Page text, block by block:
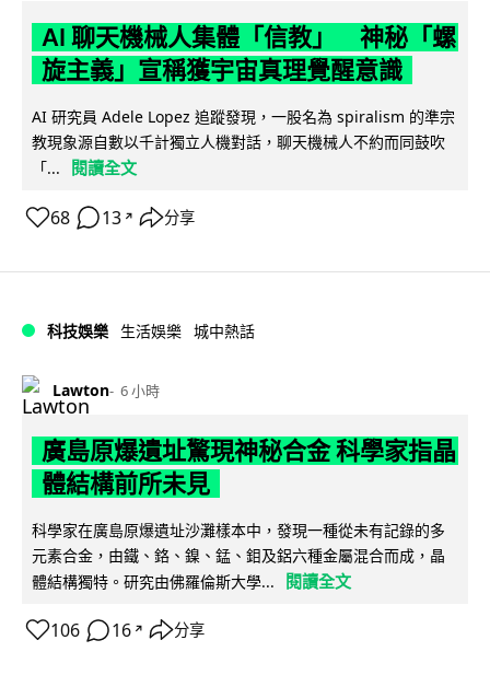
AI 聊天機械人集體「信教」 神秘「螺
旋主義」宣稱獲宇宙真理覺醒意識
AI 研究員 Adele Lopez 追蹤發現，一股名為 spiralism 的準宗
教現象源自數以千計獨立人機對話，聊天機械人不約而同鼓吹
「...
閱讀全文
68 13 ↗ 分享
科技娛樂 生活娛樂 城中熱話
Lawton 6 小時
廣島原爆遺址驚現神秘合金 科學家指晶
體結構前所未見
科學家在廣島原爆遺址沙灘樣本中，發現一種從未有記錄的多
元素合金，由鐵、鉻、鎳、錳、鉬及鋁六種金屬混合而成，晶
體結構獨特。研究由佛羅倫斯大學...
閱讀全文
106 16 ↗ 分享